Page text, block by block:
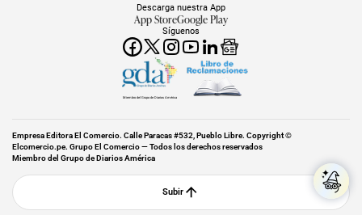
Síguenos
Descarga nuestra App
App StoreGoogle Play
Miembro del Grupo de Diarios América
Empresa Editora El Comercio. Calle Paracas #532, Pueblo Libre. Copyright ©
Elcomercio.pe. Grupo El Comercio — Todos los derechos reservados
Miembro del Grupo de Diarios América
Subir